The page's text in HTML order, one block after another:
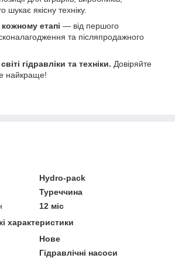
шукає якісну техніку.
кожному етапі — від першого
та післяпродажного
гідравліки та техніки. Довіряйте
найкраще!
Hydro-pack
Туреччина
12 міс
характеристики
Нове
Гідравлічні насоси